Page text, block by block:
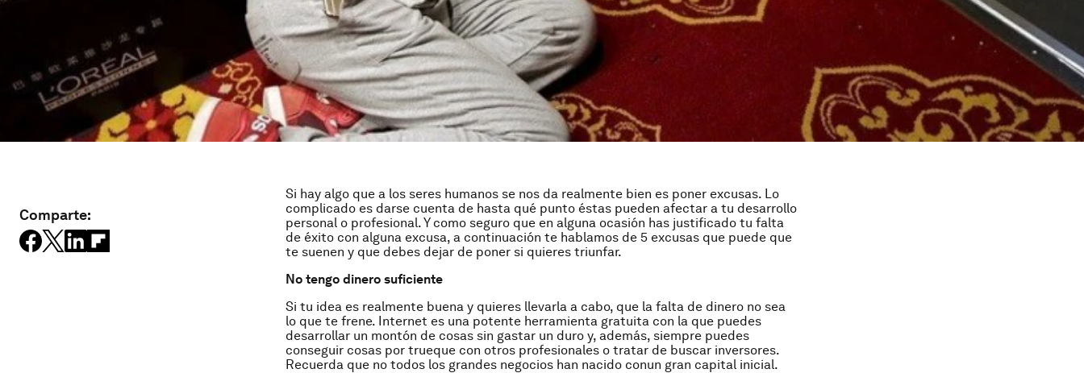
Comparte:
Si hay algo que a los seres humanos se nos da realmente bien es poner excusas. Lo
complicado es darse cuenta de hasta qué punto éstas pueden afectar a tu desarrollo
personal o profesional. Y como seguro que en alguna ocasión has justificado tu falta
de éxito con alguna excusa, a continuación te hablamos de 5 excusas que puede que
te suenen y que debes dejar de poner si quieres triunfar.
No tengo dinero suficiente
Si tu idea es realmente buena y quieres llevarla a cabo, que la falta de dinero no sea
lo que te frene. Internet es una potente herramienta gratuita con la que puedes
desarrollar un montón de cosas sin gastar un duro y, además, siempre puedes
conseguir cosas por trueque con otros profesionales o tratar de buscar inversores.
Recuerda que no todos los grandes negocios han nacido conun gran capital inicial.